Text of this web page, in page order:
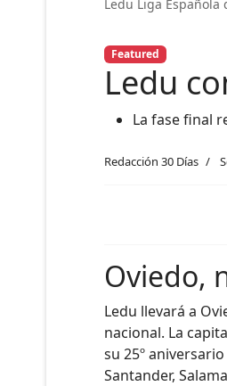
Ledu Liga
Featured
Ledu
La fase final
Redacción 30 Días
Oviedo,
Ledu llevará a
nacional. La
su 25º
Santander,